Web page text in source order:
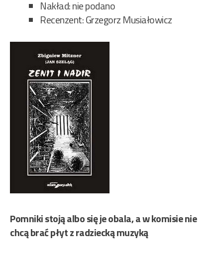
Nakład: nie podano
Recenzent: Grzegorz Musiałowicz
Pomniki stoją albo się je obala, a w komisie nie
chcą brać płyt z radziecką muzyką